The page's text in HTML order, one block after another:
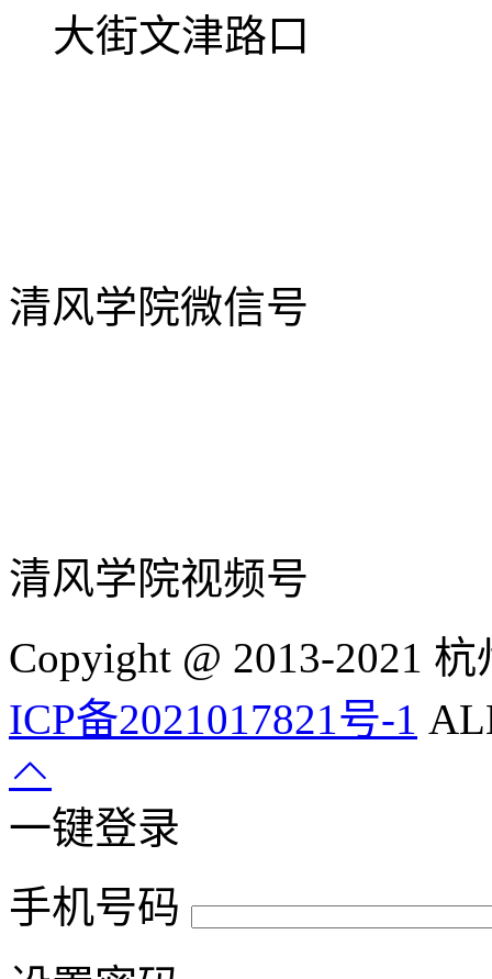
大街文津路口
清风学院微信号
清风学院视频号
Copyight @ 2013-2021
ICP备2021017821号-1
一键登录
手机号码